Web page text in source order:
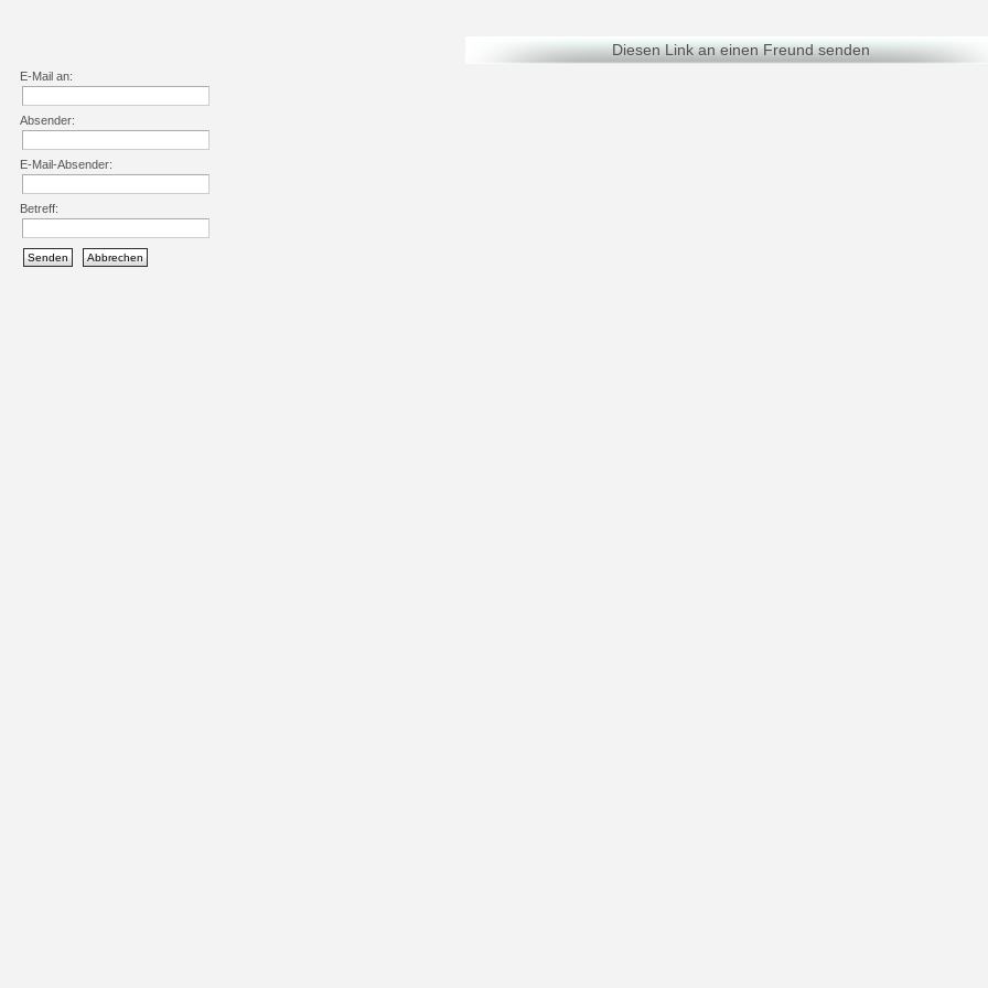
Diesen Link an einen Freund senden
E-Mail an:
Absender:
E-Mail-Absender:
Betreff:
Senden Abbrechen